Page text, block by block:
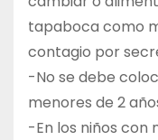
tapaboca como
contagio por
-No se debe
menores de 2
-En los niños con